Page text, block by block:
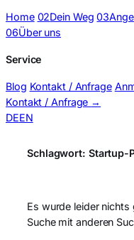
Home 02Dein Weg 03
06Über uns
Service
Blog Kontakt / Anfrage
Kontakt / Anfrage →
DEEN
Schlagwort: Startup-
Es wurde leider nichts
Suche mit anderen